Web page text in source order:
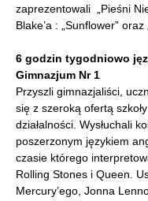
zaprezentowali „Pieśni
Blake’a : „Sunflower”
6 godzin tygodniowo
Gimnazjum Nr 1
Przyszli gimnazjaliści,
się z szeroką ofertą
działalności. Wysłuchali
poszerzonym językiem
czasie którego
Rolling Stones i Queen.
Mercury’ego, Jonna